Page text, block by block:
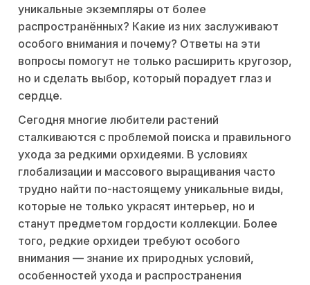
уникальные экземпляры от более
распространённых? Какие из них заслуживают
особого внимания и почему? Ответы на эти
вопросы помогут не только расширить кругозор,
но и сделать выбор, который порадует глаз и
сердце.
Сегодня многие любители растений
сталкиваются с проблемой поиска и правильного
ухода за редкими орхидеями. В условиях
глобализации и массового выращивания часто
трудно найти по-настоящему уникальные виды,
которые не только украсят интерьер, но и
станут предметом гордости коллекции. Более
того, редкие орхидеи требуют особого
внимания — знание их природных условий,
особенностей ухода и распространения